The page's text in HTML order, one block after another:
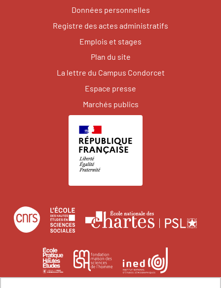
Données personnelles
Registre des actes administratifs
Emplois et stages
Plan du site
La lettre du Campus Condorcet
Espace presse
Marchés publics
Centre
national
la
recherche
École
des
études
en
École
pratique
Fondation
maison
national